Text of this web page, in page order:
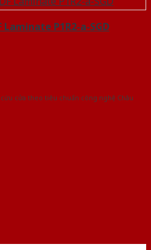
Laminate P1R2-a-SGD
cửa theo tiêu chuẩn công nghệ Châu